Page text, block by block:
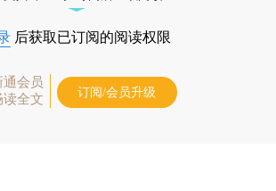
后获取已订阅的阅读权限
通会员
读全文
订阅/会员升级